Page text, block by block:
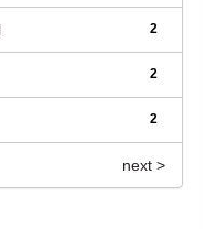
2
2
2
next >